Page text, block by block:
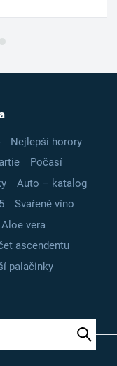
Nejlepší horory
Počasí
Auto – katalog
Svařené víno
Aloe vera
ascendentu
palačinky